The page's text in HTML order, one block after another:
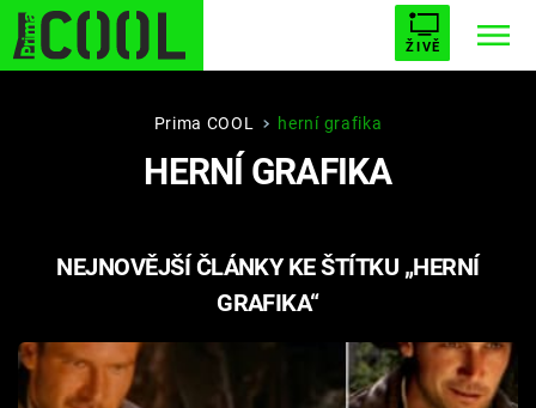
ŽIVĚ
STARHOUSE BUFFY, PŘEMOŽITELKA UPÍRŮ
PLNEJ KOTEL AVENGERS 5
Filmy
Prima COOL herní grafika
HERNÍ GRAFIKA
NEJNOVĚJŠÍ ČLÁNKY KE ŠTÍTKU „HERNÍ
GRAFIKA“